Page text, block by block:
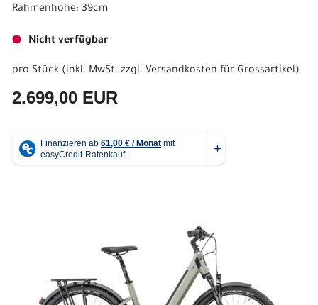
Rahmenhöhe: 39cm
Nicht verfügbar
pro Stück (inkl. MwSt. zzgl. Versandkosten für Grossartikel)
2.699,00 EUR